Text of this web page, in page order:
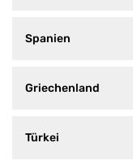
Spanien
Griechenland
Türkei